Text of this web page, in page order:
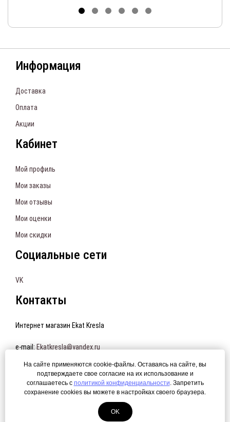
Информация
Доставка
Оплата
Акции
Кабинет
Мой профиль
Мои заказы
Мои отзывы
Мои оценки
Мои скидки
Социальные сети
VK
Контакты
Интернет магазин Ekat Kresla
e-mail: Ekatkresla@yandex.ru
+7 90863-11-582
Политика конфиденциальности
© 2016 Интернет магазин Ekat Kresla. Создание сайта —
На сайте применяются cookie-файлы. Оставаясь на сайте, вы
подтверждаете свое согласие на их использование и
соглашаетесь с политикой конфиденциальности. Запретить
сохранение cookies вы можете в настройках своего браузера.
OK